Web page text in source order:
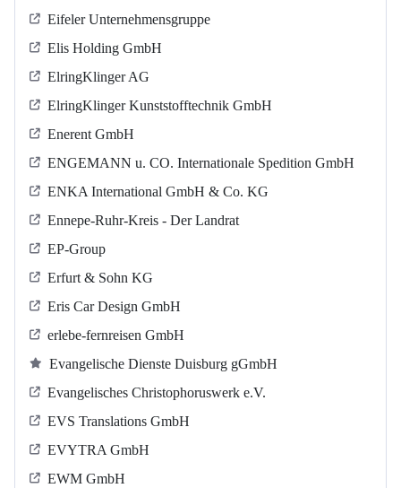
Eifeler Unternehmensgruppe
Elis Holding GmbH
ElringKlinger AG
ElringKlinger Kunststofftechnik GmbH
Enerent GmbH
ENGEMANN u. CO. Internationale Spedition GmbH
ENKA International GmbH & Co. KG
Ennepe-Ruhr-Kreis - Der Landrat
EP-Group
Erfurt & Sohn KG
Eris Car Design GmbH
erlebe-fernreisen GmbH
Evangelische Dienste Duisburg gGmbH
Evangelisches Christophoruswerk e.V.
EVS Translations GmbH
EVYTRA GmbH
EWM GmbH